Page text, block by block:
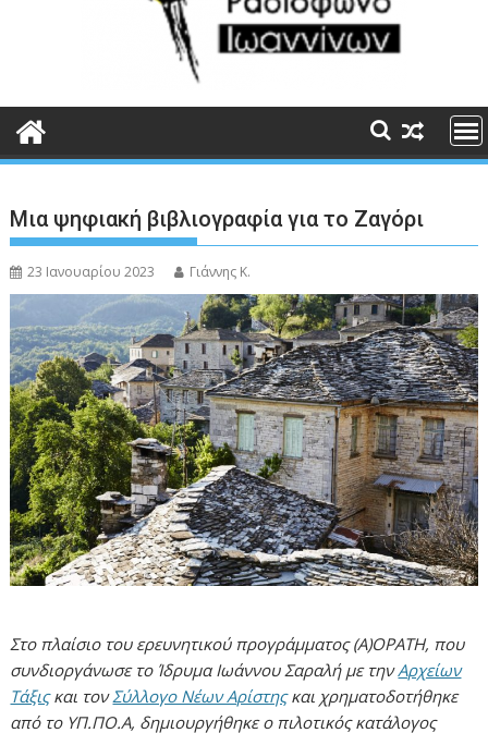
Μια ψηφιακή βιβλιογραφία για το Ζαγόρι
23 Ιανουαρίου 2023 Γιάννης Κ.
Στο πλαίσιο του ερευνητικού προγράμματος (Α)ΟΡΑΤΗ, που
συνδιοργάνωσε το Ίδρυμα Ιωάννου Σαραλή με τηνΑρχείων
Τάξιςκαι τονΣύλλογο Νέων Αρίστηςκαι χρηματοδοτήθηκε
από το ΥΠ.ΠΟ.Α, δημιουργήθηκε ο πιλοτικός κατάλογος